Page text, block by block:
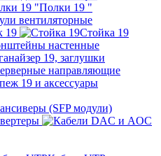
Полки 19 "
вентиляторные
19
Стойка 19
настенные
19, заглушки
направляющие
19 и аксессуары
(SFP модули)